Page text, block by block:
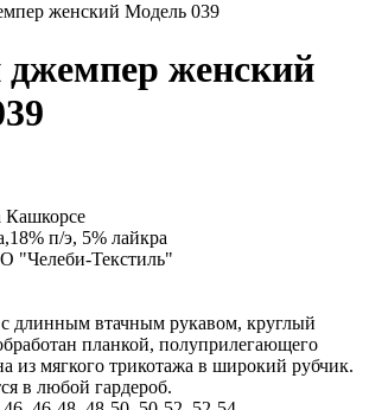
женский Модель 039
женский
Кашкорсе
п/э, 5% лайкра
"Челеби-Текстиль"
длинным втачным рукавом, круглый
планкой, полуприлегающего
из мягкого трикотажа в широкий рубчик.
в любой гардероб.